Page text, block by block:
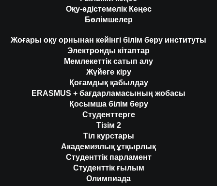
Оқу-әдістемелік Кеңес
Бөлімшелер
Жоғары оқу орнынан кейінгі білім беру институты
Электронды кітаптар
Мемлекеттік сатып алу
Жүйеге кіру
Қоғамдық қабылдау
ERASMUS + бағдарламасының жобасы
Қосымша білім беру
Студенттерге
Тізім 2
Тіл курстары
Академиялық ұтқырлық
Студенттік парламент
Студенттік ғылым
Олимпиада